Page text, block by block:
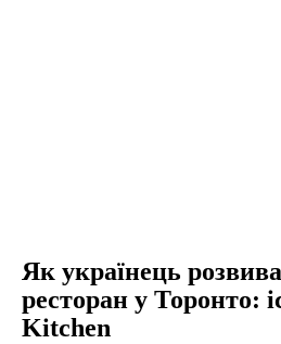
Як українець
ресторан у Торонто:
Kitchen